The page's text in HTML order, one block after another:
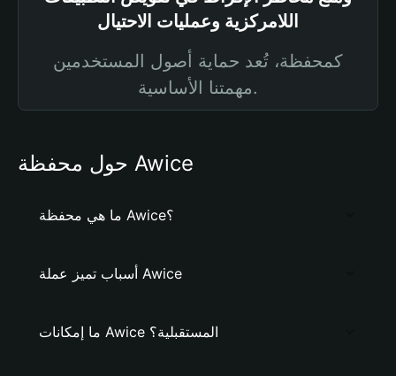
اللامركزية وعمليات الاحتيال
كمحفظة، تُعد حماية أصول المستخدمين
مهمتنا الأساسية.
حول محفظة Awice
ما هي محفظة Awice؟
أسباب تميز عملة Awice
ما إمكانات Awice المستقبلية؟